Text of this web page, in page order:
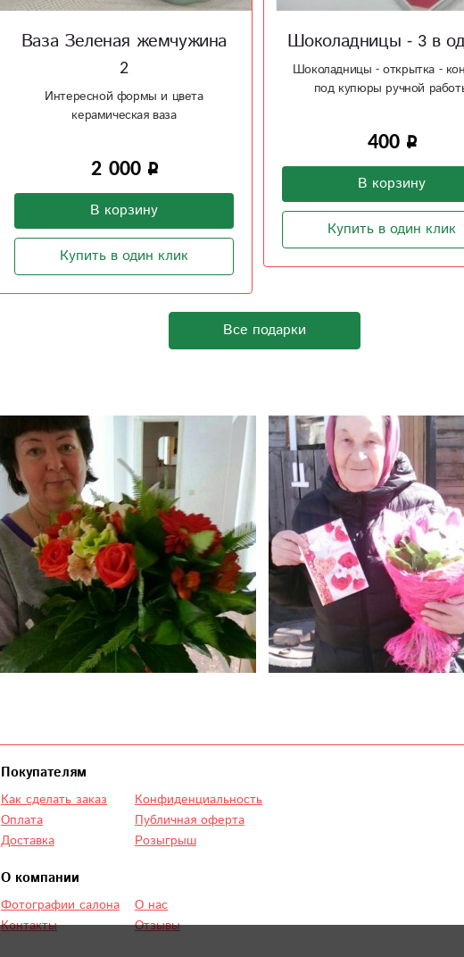
Шоколадницы - 3 в одном
Шоколадницы - открытка - конверт
под купюры ручной работы
Купить в один клик
Керамическая
Античность
Необычная форма вазы для
2 780
В корзину
Все подарки
Покупателям
Как сделать заказ
Оплата
Доставка
Конфиденциальность
Публичная оферта
Розыгрыш
О компании
Фотографии салона
Контакты
О нас
Отзывы